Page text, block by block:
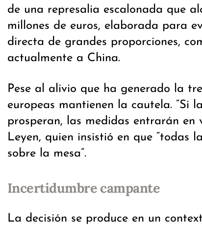
de una represalia escalonada que
millones de euros, elaborada para
directa de grandes proporciones,
actualmente a China.
Pese al alivio que ha generado la
europeas mantienen la cautela. “Si
prosperan, las medidas entrarán en
Leyen, quien insistió en que “todas
sobre la mesa”.
Incertidumbre campante
La decisión se produce en un